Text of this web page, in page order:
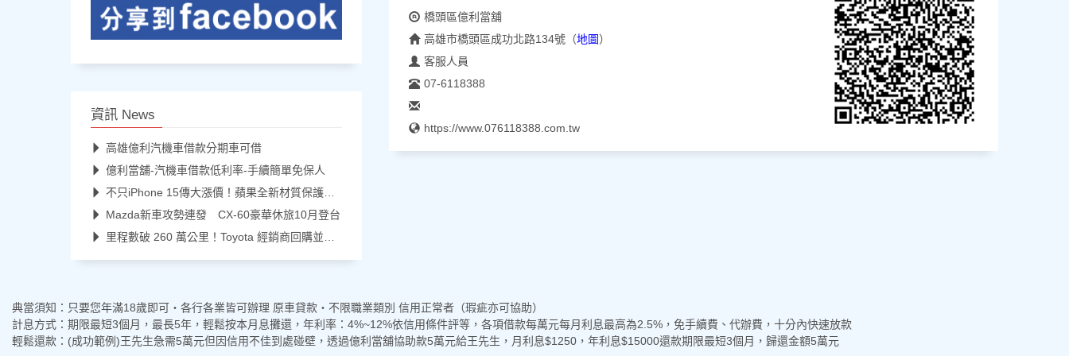
橋頭區億利當舖
高雄市橋頭區成功北路134號 （地圖）
客服人員
07-6118388
https://www.076118388.com.tw
資訊 News
高雄億利汽機車借款分期車可借
億利當舖-汽機車借款低利率-手續簡單免保人
不只iPhone 15傳大漲價！蘋果全新材質保護殼也恐貴1倍
Mazda新車攻勢連發 CX-60豪華休旅10月登台
里程數破 260 萬公里！Toyota 經銷商回購並展示紀念
典當須知：只要您年滿18歲即可‧各行各業皆可辦理 原車貸款‧不限職業類別 信用正常者（瑕疵亦可協助）
計息方式：期限最短3個月，最長5年，輕鬆按本月息攤還，年利率：4%~12%依信用條件評等，各項借款每萬元每月利息最高為2.5%，免手續費、代辦費，十分內快速放款
​輕鬆還款：(成功範例)王先生急需5萬元但因信用不佳到處碰壁，透過億利當舖協助款5萬元給王先生，月利息$1250，年利息$15000還款期限最短3個月，歸還金額5萬元